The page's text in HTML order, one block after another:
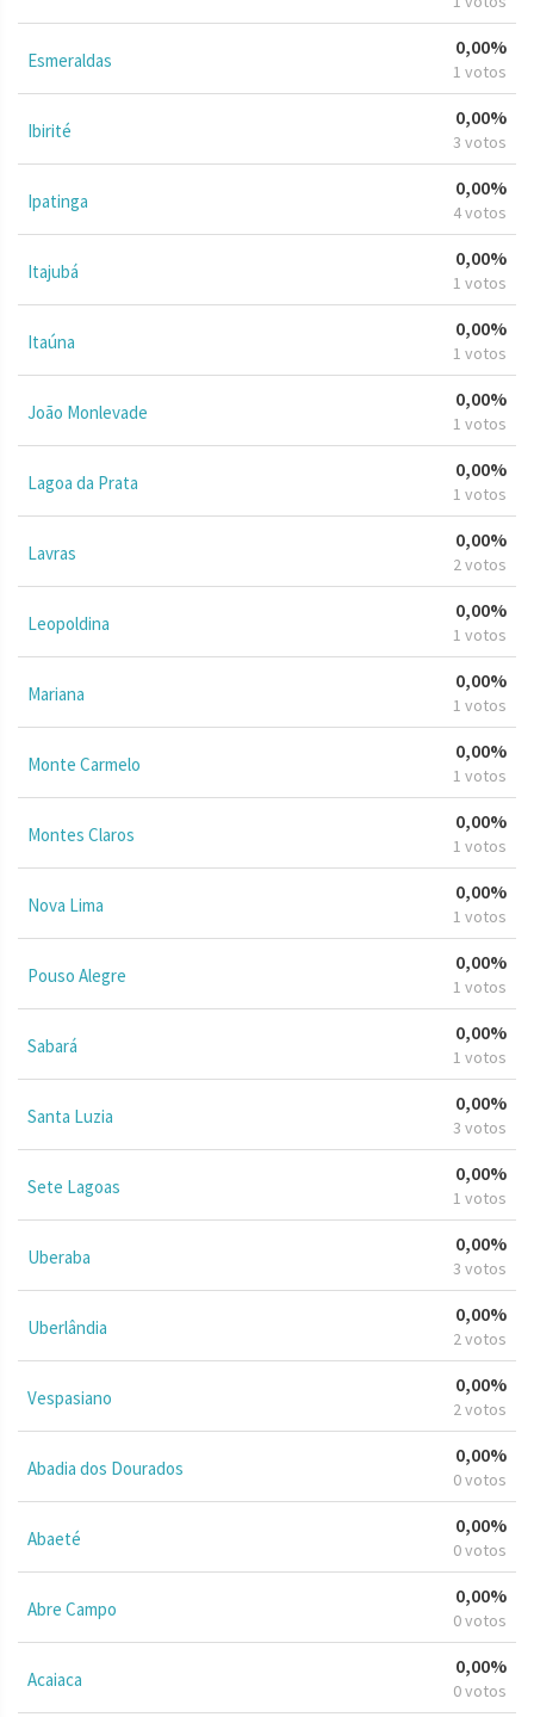
Esmeraldas
0,00%
1 votos
Ibirité
0,00%
3 votos
Ipatinga
0,00%
4 votos
Itajubá
0,00%
1 votos
Itaúna
0,00%
1 votos
João Monlevade
0,00%
1 votos
Lagoa da Prata
0,00%
1 votos
Lavras
0,00%
2 votos
Leopoldina
0,00%
1 votos
Mariana
0,00%
1 votos
Monte Carmelo
0,00%
1 votos
Montes Claros
0,00%
1 votos
Nova Lima
0,00%
1 votos
Pouso Alegre
0,00%
1 votos
Sabará
0,00%
1 votos
Santa Luzia
0,00%
3 votos
Sete Lagoas
0,00%
1 votos
Uberaba
0,00%
3 votos
Uberlândia
0,00%
2 votos
Vespasiano
0,00%
2 votos
Abadia dos Dourados
0,00%
0 votos
Abaeté
0,00%
0 votos
Abre Campo
0,00%
0 votos
Acaiaca
0,00%
0 votos